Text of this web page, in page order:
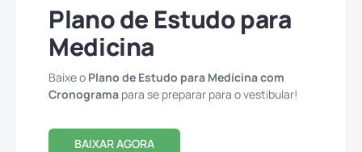
Plano de Estudo para
Medicina
Baixe o Plano de Estudo para Medicina com
Cronograma para se preparar para o vestibular!
BAIXAR AGORA